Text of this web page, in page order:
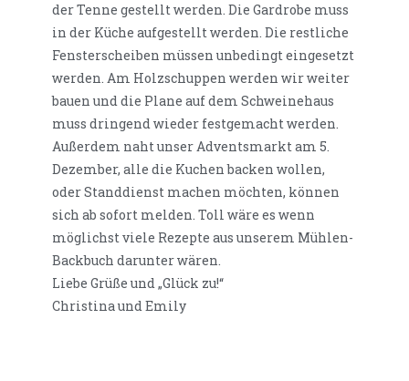
der Tenne gestellt werden. Die Gardrobe muss
in der Küche aufgestellt werden. Die restliche
Fensterscheiben müssen unbedingt eingesetzt
werden. Am Holzschuppen werden wir weiter
bauen und die Plane auf dem Schweinehaus
muss dringend wieder festgemacht werden.
Außerdem naht unser Adventsmarkt am 5.
Dezember, alle die Kuchen backen wollen,
oder Standdienst machen möchten, können
sich ab sofort melden. Toll wäre es wenn
möglichst viele Rezepte aus unserem Mühlen-
Backbuch darunter wären.
Liebe Grüße und „Glück zu!“
Christina und Emily